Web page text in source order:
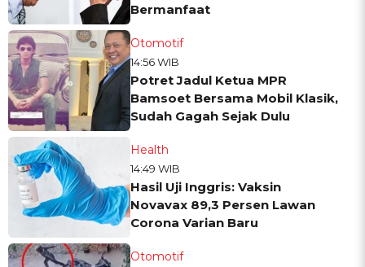
Bermanfaat
Otomotif
14:56 WIB
Potret Jadul Ketua MPR
Bamsoet Bersama Mobil Klasik,
Sudah Gagah Sejak Dulu
Health
14:49 WIB
Hasil Uji Inggris: Vaksin
Novavax 89,3 Persen Lawan
Corona Varian Baru
Otomotif